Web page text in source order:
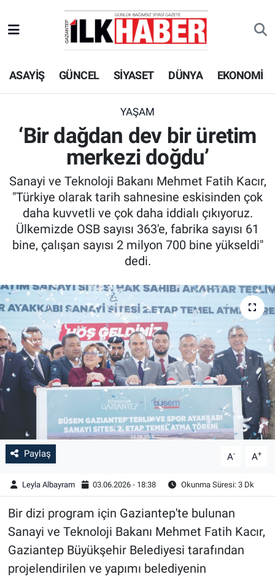
ASAYİŞ GÜNCEL SİYASET DÜNYA EKONOMİ
YAŞAM
‘Bir dağdan dev bir üretim
merkezi doğdu’
Sanayi ve Teknoloji Bakanı Mehmet Fatih Kacır,
"Türkiye olarak tarih sahnesine eskisinden çok
daha kuvvetli ve çok daha iddialı çıkıyoruz.
Ülkemizde OSB sayısı 363'e, fabrika sayısı 61
bine, çalışan sayısı 2 milyon 700 bine yükseldi"
dedi.
Paylaş A- A+
Leyla Albayram 03.06.2026 - 18:38 Okunma Süresi: 3 Dk
Bir dizi program için Gaziantep'te bulunan
Sanayi ve Teknoloji Bakanı Mehmet Fatih Kacır,
Gaziantep Büyükşehir Belediyesi tarafından
projelendirilen ve yapımı belediyenin
EKONOMİ
SİYASET
SPOR
ASAYİŞ
EĞİTİM
Beyoğlu Hava Durumu
Beyoğlu Trafik Yoğunluk Haritası
Süper Lig Puan Durumu ve Fikstür
Tüm Manşetler
Haber Arşivi